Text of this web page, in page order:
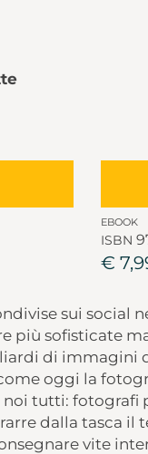
EBOOK
ISBN
€
sui social
più sofisticate
di immagini
oggi la
tutti: fotografi
dalla tasca il
vite